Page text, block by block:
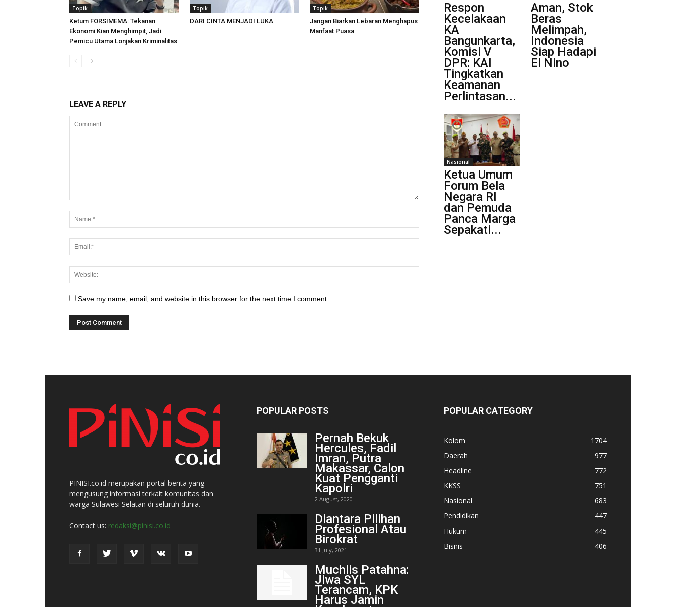
Topik
Ketum FORSIMEMA: Tekanan
Ekonomi Kian Menghimpit, Jadi
Pemicu Utama Lonjakan Kriminalitas
Topik
DARI CINTA MENJADI LUKA
Topik
Jangan Biarkan Lebaran Menghapus
Manfaat Puasa
LEAVE A REPLY
Save my name, email, and website in this browser for the next time I comment.
Respon
Kecelakaan
KA
Bangunkarta,
Komisi V
DPR: KAI
Tingkatkan
Keamanan
Perlintasan...
Aman, Stok
Beras
Melimpah,
Indonesia
Siap Hadapi
El Nino
Nasional
Ketua Umum
Forum Bela
Negara RI
dan Pemuda
Panca Marga
Sepakati...
PINISI.co.id merupakan portal berita yang
mengusung informasi terkait komunitas dan
warga Sulawesi Selatan di seluruh dunia.
Contact us: redaksi@pinisi.co.id
POPULAR POSTS
Pernah Bekuk
Hercules, Fadil
Imran, Putra
Makassar, Calon
Kuat Pengganti
Kapolri
2 August, 2020
Diantara Pilihan
Profesional Atau
Birokrat
31 July, 2021
Muchlis Patahna:
Jiwa SYL
Terancam, KPK
Harus Jamin
POPULAR CATEGORY
Kolom
1704
Daerah
977
Headline
772
KKSS
751
Nasional
683
Pendidikan
447
Hukum
445
Bisnis
406